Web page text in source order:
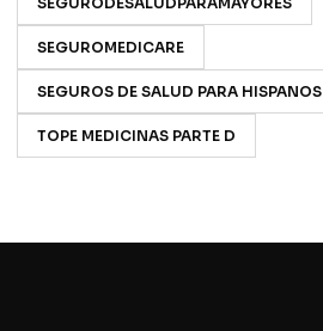
SEGUROMEDICARE
SEGUROS DE SALUD PARA HISPANOS
TOPE MEDICINAS PARTE D